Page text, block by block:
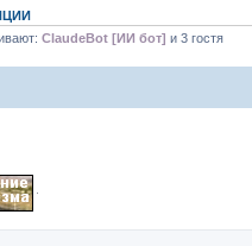
ClaudeBot [ИИ бот] и 3 гостя